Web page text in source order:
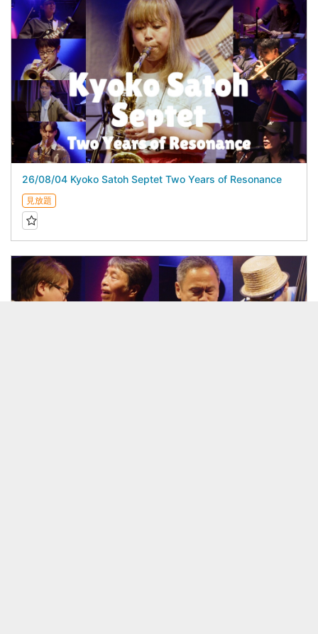
26/08/04 Kyoko Satoh Septet Two Years of Resonance
見放題